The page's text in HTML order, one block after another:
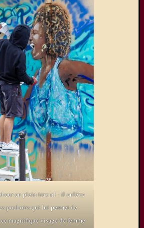
en plein travail : il enlève
pochoirs qui lui permet de
magnifique visage de femme